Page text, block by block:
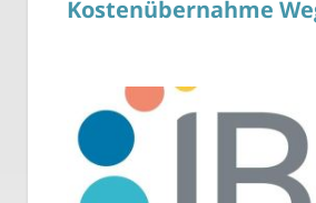
Kostenübernahme